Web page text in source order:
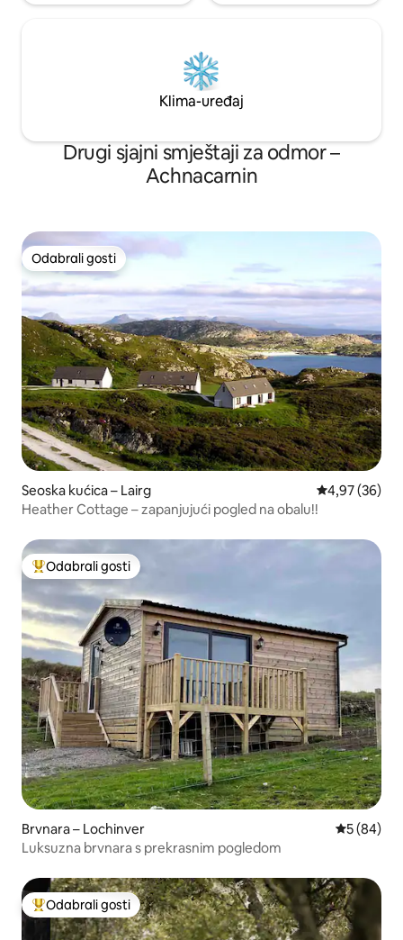
Klima-uređaj
Drugi sjajni smještaji za odmor –
Achnacarnin
Odabrali gosti
Odabrali gosti
Seoska kućica – Lairg Prosječna
4,97 (36)
Heather Cottage – zapanjujući pogled na obalu!!
Među najviše rangiranima s oznakom „Odabrali gosti”
Odabrali gosti
Brvnara – Lochinver Prosječna
5 (84)
Luksuzna brvnara s prekrasnim pogledom
Među najviše rangiranima s oznakom „Odabrali gosti”
Odabrali gosti